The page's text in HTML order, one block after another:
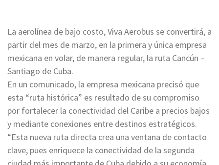
La aerolínea de bajo costo, Viva Aerobus se convertirá, a
partir del mes de marzo, en la primera y única empresa
mexicana en volar, de manera regular, la ruta Cancún –
Santiago de Cuba.
En un comunicado, la empresa mexicana precisó que
esta “ruta histórica” es resultado de su compromiso
por fortalecer la conectividad del Caribe a precios bajos
y mediante conexiones entre destinos estratégicos.
“Esta nueva ruta directa crea una ventana de contacto
clave, pues enriquece la conectividad de la segunda